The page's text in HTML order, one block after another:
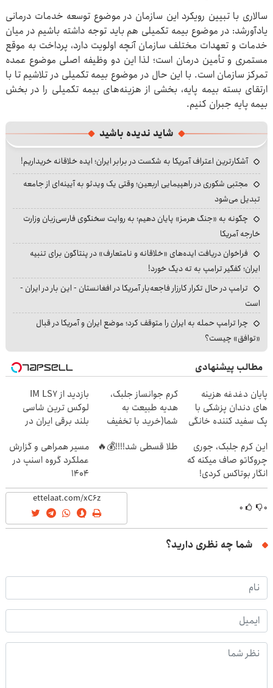
سالاری با تبیین رویکرد این سازمان در موضوع توسعه خدمات درمانی
یادآورشد: در موضوع بیمه تکمیلی هم باید توجه داشته باشیم در میان
خدمات و تعهدات مختلف سازمان آنچه اولویت دارد، پرداخت به موقع
مستمری و تأمین درمان است؛ لذا این دو وظیفه اصلی موضوع عمده
تمرکز سازمان است. با این حال در موضوع بیمه تکمیلی در تلاشیم تا با
ارتقای بسته بیمه پایه، بخشی از هزینه‌های بیمه تکمیلی را در بخش
بیمه پایه جبران کنیم.
شاید ندیده باشید
آشکارترین اعتراف آمریکا به شکست در برابر ایران؛ ایده خلاقانه خریداریم!
مجتبی شکوری در راهپیمایی اربعین؛ وقتی یک ویدئو به آیینه‌ای از جامعه
تبدیل می‌شود
چگونه به «جنگ هرمز» پایان دهیم؛ به روایت سخنگوی فارسی‌زبان وزارت
خارجه آمریکا
فراخوان دریافت ایده‌های «خلاقانه و نامتعارف» در پنتاگون برای تنبیه
ایران؛ کفگیر ترامپ به ته دیگ خورد!
ترامپ در حال تکرار کارزار فاجعه‌بار آمریکا در افغانستان - این بار در ایران -
است
چرا ترامپ حمله به ایران را متوقف کرد؛ موضع ایران و آمریکا در قبال
«توافق» چیست؟
مطالب پیشنهادی
پایان دغدغه هزینه
های دندان پزشکی با
پک سفید کننده خانگی
کرم جوانساز جلبک،
هدیه طبیعت به
شما(خرید با تخفیف
بازدید از IM LS7
لوکس ترین شاسی
بلند برقی ایران در
این کرم جلبک، جوری
چروکاتو صاف میکنه که
انگار بوتاکس کردی!
(تخفیف ویژه)
طلا قسطی شد!!!!💰🔥
مسیر همراهی و گزارش
عملکرد گروه اسنپ در
۱۴۰۴
۰ ۰
شما چه نظری دارید؟